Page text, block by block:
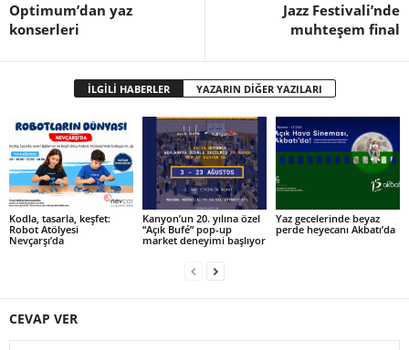
Optimum’dan yaz
konserleri
Jazz Festivali’nde
muhteşem final
İLGİLİ HABERLER YAZARIN DİĞER YAZILARI
Kodla, tasarla, keşfet:
Robot Atölyesi
Nevçarşı’da
Kanyon’un 20. yılına özel
“Açık Bufé” pop-up
market deneyimi başlıyor
Yaz gecelerinde beyaz
perde heyecanı Akbatı’da
CEVAP VER